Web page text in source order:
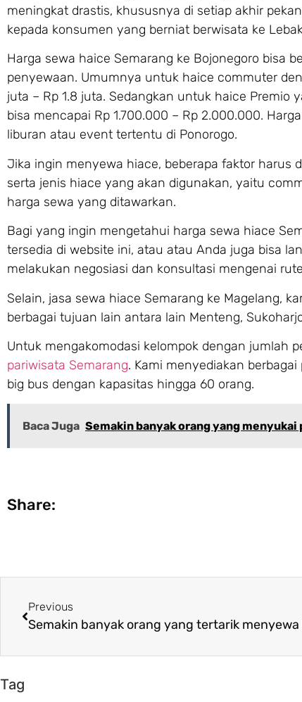
meningkat drastis, khususnya di setiap akhir
kepada konsumen yang berniat berwisata ke
Harga sewa haice Semarang ke Bojonegoro bisa
penyewaan. Umumnya untuk haice commuter
juta – Rp 1.8 juta. Sedangkan untuk haice Premio
bisa mencapai Rp 1.700.000 – Rp 2.000.000.
liburan atau event tertentu di Ponorogo.
Jika ingin menyewa hiace, beberapa faktor harus
serta jenis hiace yang akan digunakan, yaitu
harga sewa yang ditawarkan.
Bagi yang ingin mengetahui harga sewa hiace
tersedia di website ini, atau atau Anda juga bisa
melakukan negosiasi dan konsultasi mengenai
Selain, jasa sewa hiace Semarang ke Magelang,
berbagai tujuan lain antara lain Menteng,
Untuk mengakomodasi kelompok dengan jumlah
pariwisata Semarang. Kami menyediakan
big bus dengan kapasitas hingga 60 orang.
Baca Juga Semakin banyak orang yang
Share:
Previous
Tag